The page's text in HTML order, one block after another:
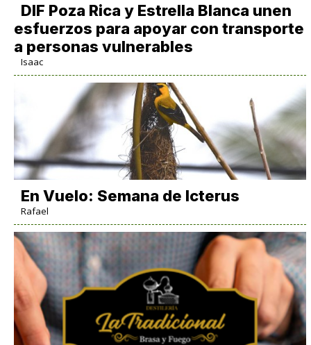
DIF Poza Rica y Estrella Blanca unen
esfuerzos para apoyar con transporte
a personas vulnerables
Isaac
En Vuelo: Semana de Icterus
Rafael